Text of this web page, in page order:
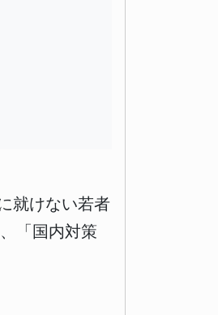
就けない若者
「国内対策